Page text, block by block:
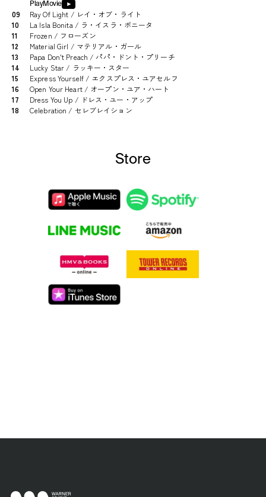
PlayMovie
09
Ray Of Light / レイ・オブ・ライト
10
La Isla Bonita / ラ・イスラ・ボニータ
11
Frozen / フローズン
12
Material Girl / マテリアル・ガール
13
Papa Don't Preach / パパ・ドント・プリーチ
14
Lucky Star / ラッキー・スター
15
Express Yourself / エクスプレス・ユアセルフ
16
Open Your Heart / オープン・ユア・ハート
17
Dress You Up / ドレス・ユー・アップ
18
Celebration / セレブレイション
Store